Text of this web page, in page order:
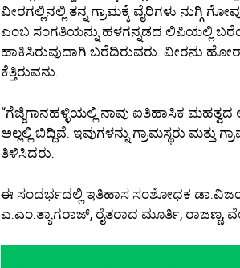
ವೀರಗಲ್ಲಿನಲ್ಲಿ ತನ್ನ ಗ್ರಾಮಕ್ಕೆ ವೈರಿಗಳು ನುಗ್ಗಿ
ಎಂಬ ಸಂಗತಿಯನ್ನು ಹಳಗನ್ನಡದ ಲಿಪಿಯಲ್ಲಿ
ಹಾಕಿಸಿರುವುದಾಗಿ ಬರೆದಿರುವರು. ವೀರನು
ಕೆತ್ತಿರುವನು.
“ಗೆಜ್ಜಿಗಾನಹಳ್ಳಿಯಲ್ಲಿ ನಾವು ಐತಿಹಾಸಿಕ ಮಹತ್ವದ
ಅಲ್ಲಲ್ಲಿ ಬಿದ್ದಿವೆ. ಇವುಗಳನ್ನು ಗ್ರಾಮಸ್ಥರು
ತಿಳಿಸಿದರು.
ಈ ಸಂದರ್ಭದಲ್ಲಿ ಇತಿಹಾಸ ಸಂಶೋಧಕ
ಎ.ಎಂ.ತ್ಯಾಗರಾಜ್, ರೈತರಾದ ಮೂರ್ತಿ, ರಾಜಣ್ಣ,